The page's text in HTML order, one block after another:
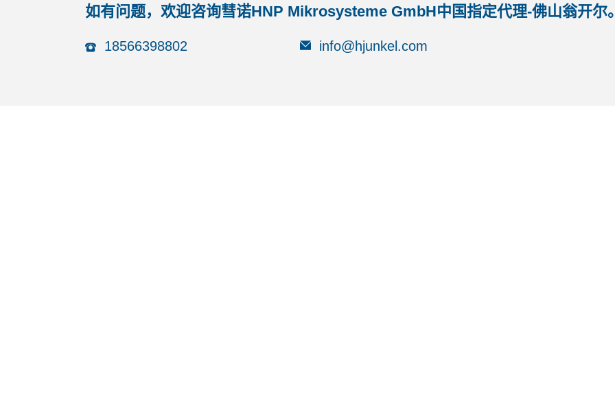
如有问题，欢迎咨询彗诺HNP Mikrosysteme GmbH中国指定代理-佛山翁开尔
18566398802 info@hjunkel.com